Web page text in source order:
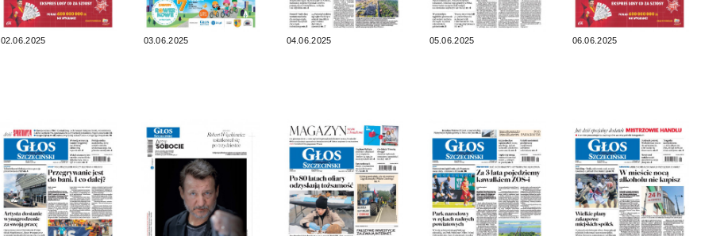
02.06.2025 03.06.2025 04.06.2025 05.06.2025 06.06.2025